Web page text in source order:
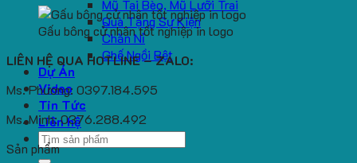
Mũ Tai Bèo, Mũ Lưỡi Trai
Quà Tặng Sự Kiện
Chăn Nỉ
Ghế Ngồi Bệt
Dự Án
Video
Tin Tức
Liên hệ
Search
for:
Gấu bông cử nhân tốt nghiệp in logo
LIÊN HỆ QUA HOTLINE – ZALO:
Ms. Phương: 0397.184.595
Ms. Minh: 0376.288.492
Sản phẩm